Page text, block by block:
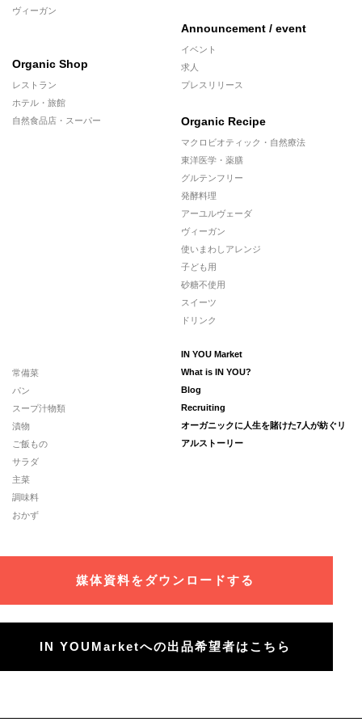
ヴィーガン
Organic Shop
レストラン
ホテル・旅館
自然食品店・スーパー
Announcement / event
イベント
求人
プレスリリース
Organic Recipe
マクロビオティック・自然療法
東洋医学・薬膳
グルテンフリー
発酵料理
アーユルヴェーダ
ヴィーガン
使いまわしアレンジ
子ども用
砂糖不使用
スイーツ
ドリンク
常備菜
パン
スープ汁物類
漬物
ご飯もの
サラダ
主菜
調味料
おかず
IN YOU Market
What is IN YOU?
Blog
Recruiting
オーガニックに人生を賭けた7人が紡ぐリ
アルストーリー
媒体資料をダウンロードする
IN YOUMarketへの出品希望者はこちら